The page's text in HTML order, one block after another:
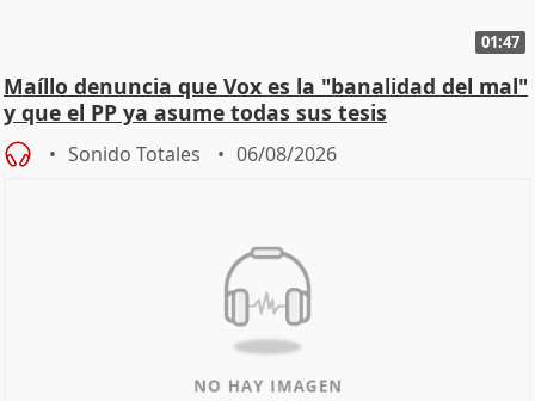
01:47
Maíllo denuncia que Vox es la "banalidad del mal"
y que el PP ya asume todas sus tesis
Sonido Totales 06/08/2026